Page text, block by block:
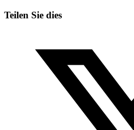
Teilen Sie dies